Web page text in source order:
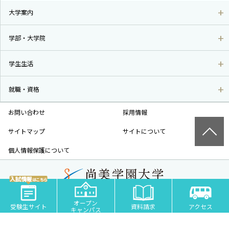
入試情報はこちら
受験生サイト オープン
キャンパス 資料請求 アクセス
大学案内
学部・大学院
学生生活
就職・資格
お問い合わせ 採用情報
サイトマップ サイトについて
個人情報保護について
尚美学園大学 - 芸術・スポーツ・社会科学の私立大学 | 埼玉県川越市
COPYRIGHT© SHOBI UNIVERSITY JAPAN ALL RIGHTS RESERVED.